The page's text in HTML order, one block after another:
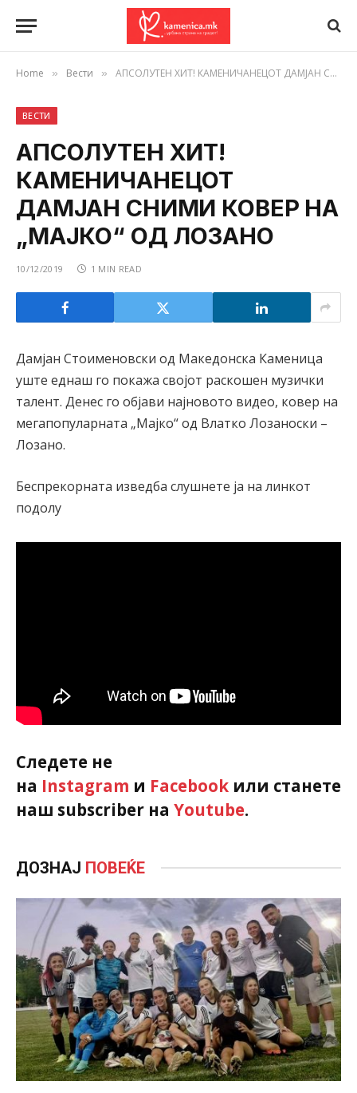
Home » Вести » АПСОЛУТЕН ХИТ! КАМЕНИЧАНЕЦОТ ДАМЈАН СНИМИ КОВЕР НА „МАЈКО“ ОД ЛОЗАНО
ВЕСТИ
АПСОЛУТЕН ХИТ!
КАМЕНИЧАНЕЦОТ
ДАМЈАН СНИМИ КОВЕР НА
„МАЈКО“ ОД ЛОЗАНО
10/12/2019 1 MIN READ
Дамјан Стоименовски од Македонска Каменица
уште еднаш го покажа својот раскошен музички
талент. Денес го објави најновото видео, ковер на
мегапопуларната „Мајко“ од Влатко Лозаноски –
Лозано.
Беспрекорната изведба слушнете ја на линкот
подолу
Следете не
на Instagram и Facebook или станете
наш subscriber на Youtube.
ДОЗНАЈ ПОВЕЌЕ